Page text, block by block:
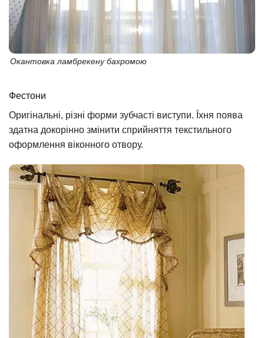
Окантовка ламбрекену бахромою
Фестони
Оригінальні, різні форми зубчасті виступи. Їхня поява
здатна докорінно змінити сприйняття текстильного
оформлення віконного отвору.